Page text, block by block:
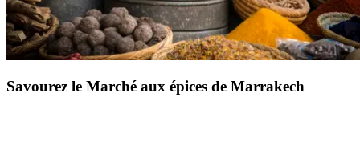
Savourez le Marché aux épices de Marrakech